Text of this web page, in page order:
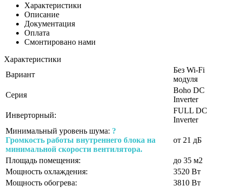
Характеристики
Описание
Документация
Оплата
Смонтировано нами
Характеристики
Вариант
Без Wi-Fi
модуля
Серия
Boho DC
Inverter
Инверторный:
FULL DC
Inverter
Минимальный уровень шума: ?
Громкость работы внутреннего блока на
минимальной скорости вентилятора.
от 21 дБ
Площадь помещения:
до 35 м2
Мощность охлаждения:
3520 Вт
Мощность обогрева:
3810 Вт